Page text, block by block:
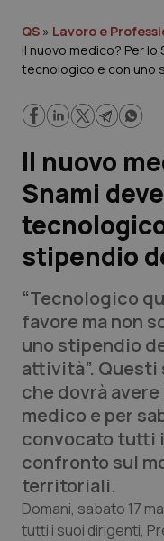
Governo e
Regioni e Asl
Lavoro e
Scienza e Farmaci
Studi e Analisi
Lettere al direttore
Edizioni Regionali
QS Pro
Professionisti
Abruzzo
Basilicata
QS Pro Gold
Artrite &
QS Club
QS » Lavoro e
Il nuovo medico? Per
tecnologico e con uno
Il nuovo
Snami
stipendio
“Tecnologico
favore ma non
uno stipendio
attività”. Questi
che dovrà
medico e per
convocato tutti
confronto sul
territoriali.
Domani, sabato 17
tutti i suoi dirigenti,